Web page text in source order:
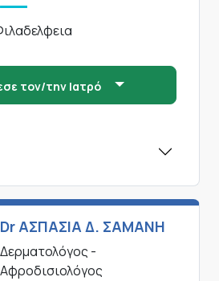
τον/την Ιατρό
Dr ΑΣΠΑΣΙΑ Δ. ΣΑΜΑΝΗ
Δερματολόγος -
Αφροδισιολόγος